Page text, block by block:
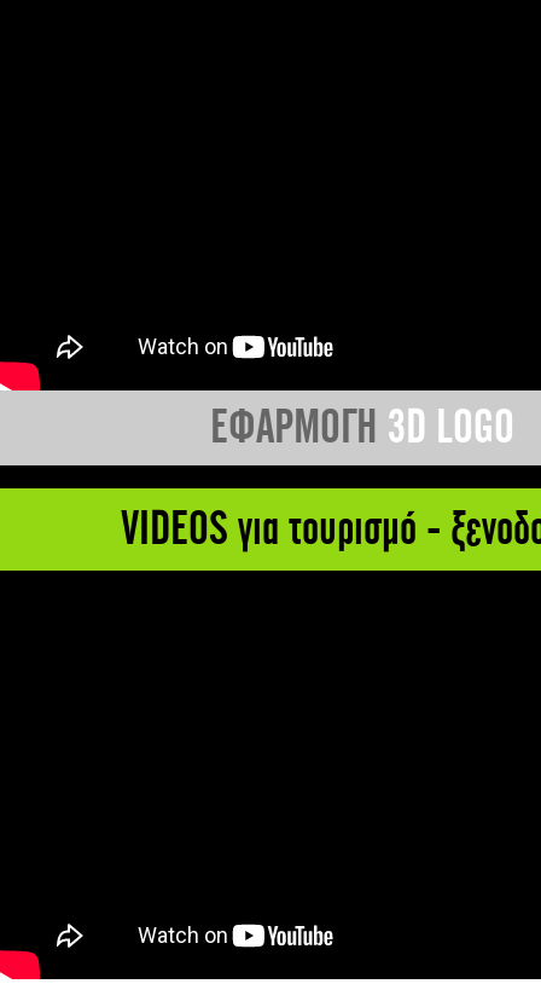
ΕΦΑΡΜΟΓΗ 3D LOGO
VIDEOS για τουρισμό -